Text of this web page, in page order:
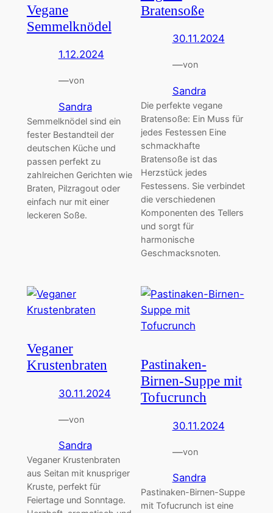
Vegane
Semmelknödel
1.12.2024
—von
Sandra
Semmelknödel sind ein
fester Bestandteil der
deutschen Küche und
passen perfekt zu
zahlreichen Gerichten wie
Braten, Pilzragout oder
einfach nur mit einer
leckeren Soße.
Bratensoße
30.11.2024
—von
Sandra
Die perfekte vegane
Bratensoße: Ein Muss für
jedes Festessen Eine
schmackhafte
Bratensoße ist das
Herzstück jedes
Festessens. Sie verbindet
die verschiedenen
Komponenten des Tellers
und sorgt für
harmonische
Geschmacksnoten.
Veganer
Krustenbraten
30.11.2024
—von
Sandra
Veganer Krustenbraten
aus Seitan mit knuspriger
Kruste, perfekt für
Feiertage und Sonntage.
Pastinaken-
Birnen-Suppe mit
Tofucrunch
30.11.2024
—von
Sandra
Pastinaken-Birnen-Suppe
mit Tofucrunch ist eine